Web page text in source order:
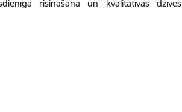
risināšanā un kvalitatīvas dzīves